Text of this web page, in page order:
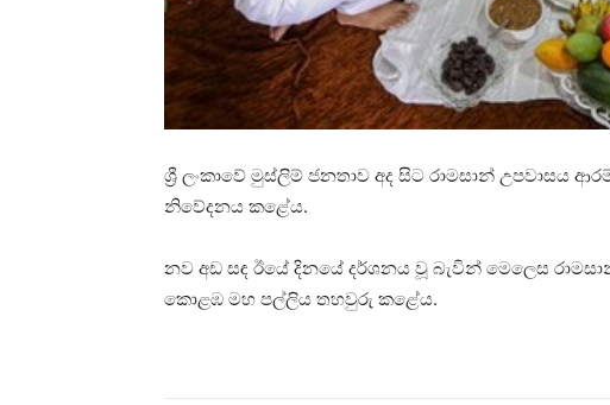
ශ්‍රී ලංකාවේ මුස්ලිම් ජනතාව අද සිට රාමසාන් උපවාසය
නිවේදනය කළේය.
නව අඩ සඳ ඊයේ දිනයේ දර්ශනය වූ බැවින් මෙලෙස
කොළඹ මහ පල්ලිය තහවුරු කළේය.